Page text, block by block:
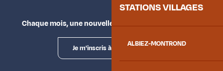
STATIONS VILLAGES
ALBIEZ-MONTROND
Chaque mois, une nouvelle façon d'explorer la vallée.
Je m'inscris à la newsletter